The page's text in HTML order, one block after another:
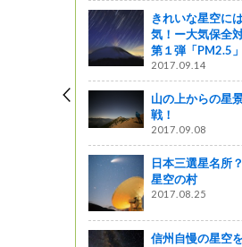
きれいな星空に
気！ー大気保全
第１弾「PM2.5
2017.09.14
山の上からの星
戦！
2017.09.08
日本三選星名所
星空の村
2017.08.25
信州自慢の星空